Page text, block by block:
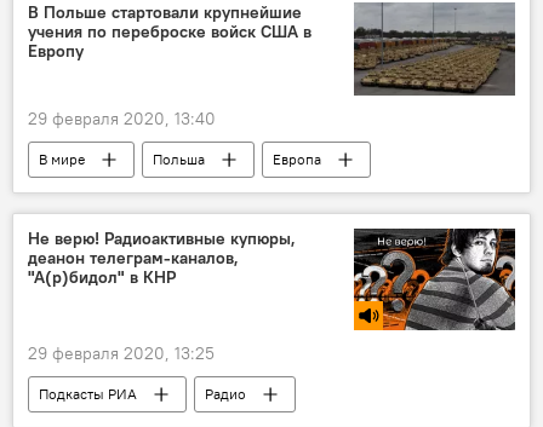
В Польше стартовали крупнейшие
учения по переброске войск США в
Европу
29 февраля 2020, 13:40
В мире Польша
Европа
США
вооружение
вооруженные силы США
военные учения
Не верю! Радиоактивные купюры,
деанон телеграм-каналов,
"А(р)бидол" в КНР
29 февраля 2020, 13:25
Подкасты РИА Радио